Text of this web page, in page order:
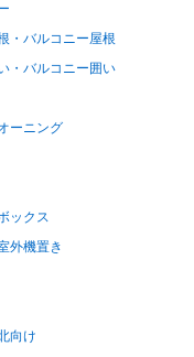
・バルコニー屋根
・バルコニー囲い
ーニング
ックス
外機置き
向け